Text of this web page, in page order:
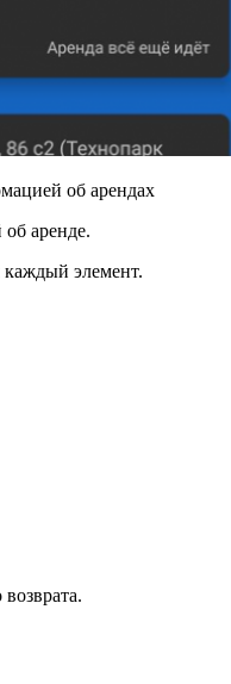
об арендах
аренде.
каждый элемент.